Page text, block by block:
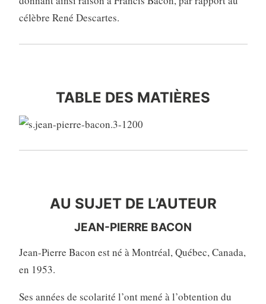
célèbre René Descartes.
TABLE DES MATIÈRES
AU SUJET DE L’AUTEUR
JEAN-PIERRE BACON
Jean-Pierre Bacon est né à Montréal, Québec, Canada,
en 1953.
Ses années de scolarité l’ont mené à l’obtention du